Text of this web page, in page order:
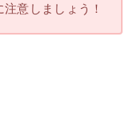
意しましょう！